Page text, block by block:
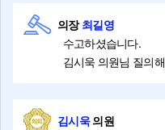
의장최길영
수고하셨습니다.
김시욱 의원님 질의
김시욱의원